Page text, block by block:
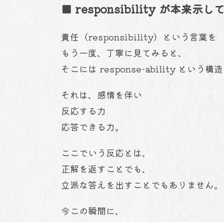
■ responsibility が本来示し
責任（responsibility）という言葉を
もう一度、丁寧に見てみると、
そこには response-ability という構造
それは、感情を伴い
反応する力
応答できる力。
ここでいう反応とは、
正解を返すことでも、
立派な答えを出すことでもありません。
今この瞬間に、